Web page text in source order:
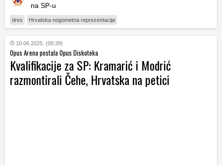
na SP-u
dres Hrvatska nogometna reprezentacija
10.06.2025. (00:39)
Opus Arena postala Opus Diskoteka
Kvalifikacije za SP: Kramarić i Modrić
razmontirali Čehe, Hrvatska na petici